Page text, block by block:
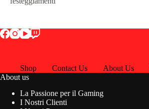
Shop Contact Us About Us
About us
La Passione per il Gaming
I Nostri Clienti